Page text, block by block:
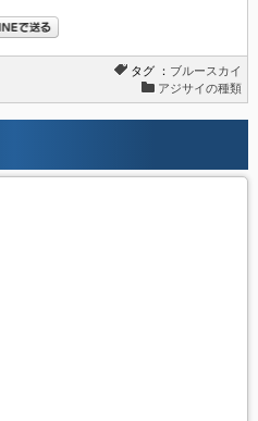
タグ ： ブルースカイ
アジサイの種類